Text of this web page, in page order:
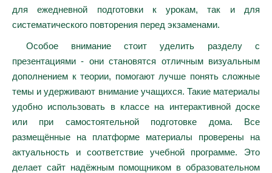
для ежедневной подготовки к урокам, так и для
систематического повторения перед экзаменами.
Особое внимание стоит уделить разделу с
презентациями - они становятся отличным визуальным
дополнением к теории, помогают лучше понять сложные
темы и удерживают внимание учащихся. Такие материалы
удобно использовать в классе на интерактивной доске
или при самостоятельной подготовке дома. Все
размещённые на платформе материалы проверены на
актуальность и соответствие учебной программе. Это
делает сайт надёжным помощником в образовательном